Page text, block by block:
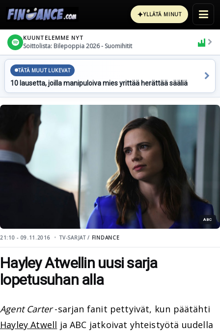
✦YLLÄTÄ MINUT
KUUNTELEMME NYT
Soittolista: Bilepoppia 2026 - Suomihitit
TÄTÄ MUUT LUKEVAT
10 lausetta, joilla manipuloiva mies yrittää herättää sääliä
ABC
21:10 - 09.11.2016 TV-SARJAT / FINDANCE
Hayley Atwellin uusi sarja
lopetusuhan alla
Agent Carter-sarjan fanit pettyivät, kun päätähti
Hayley Atwell ja ABC jatkoivat yhteistyötä uudella